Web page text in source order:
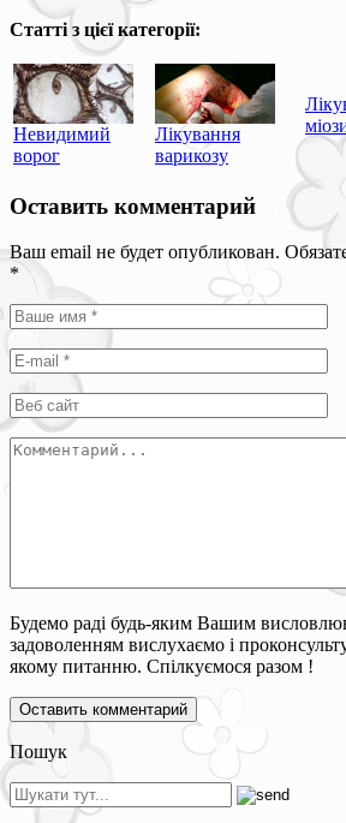
Статті з цієї категорії:
Невидимий
ворог
Лікування
варикозу
Оставить комментарий
Ваш email не будет опубликован.
*
Будемо раді будь-яким Вашим
задоволенням вислухаємо і
якому питанню. Спілкуємося разом !
Пошук